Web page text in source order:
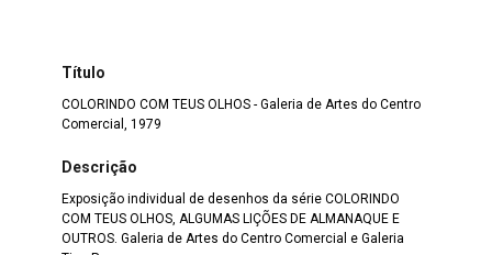
Título
COLORINDO COM TEUS OLHOS - Galeria de Artes do Centro
Comercial, 1979
Descrição
Exposição individual de desenhos da série COLORINDO
COM TEUS OLHOS, ALGUMAS LIÇÕES DE ALMANAQUE E
OUTROS. Galeria de Artes do Centro Comercial e Galeria